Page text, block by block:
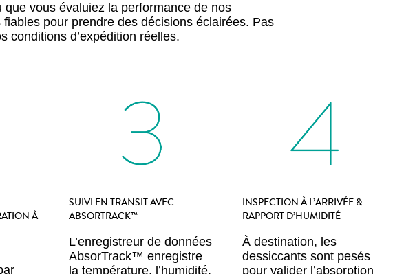
vous évaluiez la performance de nos
pour prendre des décisions éclairées. Pas
conditions d’expédition réelles.
À
SUIVI EN TRANSIT AVEC
ABSORTRACK™
L’enregistreur de données
AbsorTrack™ enregistre
la température, l’humidité,
INSPECTION À L’ARRIVÉE &
RAPPORT D’HUMIDITÉ
À destination, les
dessiccants sont pesés
pour valider l’absorption